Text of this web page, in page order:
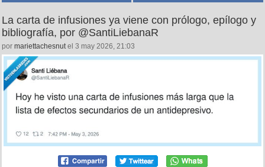
La carta de infusiones ya viene con prólogo, epílogo y
bibliografía, por @SantiLiebanaR
por mariettachesnutel 3 may 2026, 21:03